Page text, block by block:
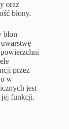
oraz
błony.
przez
w
jest
jej funkcji.